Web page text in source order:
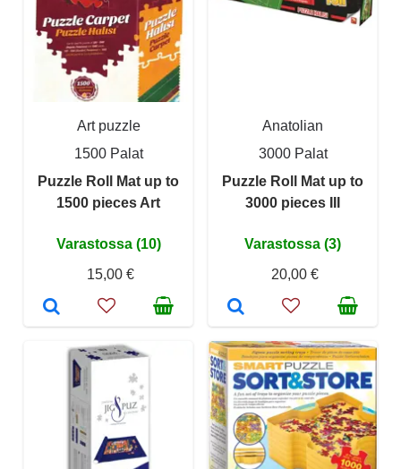
Art puzzle
1500 Palat
Puzzle Roll Mat up to
1500 pieces Art
Varastossa (10)
15,00 €
Anatolian
3000 Palat
Puzzle Roll Mat up to
3000 pieces III
Varastossa (3)
20,00 €